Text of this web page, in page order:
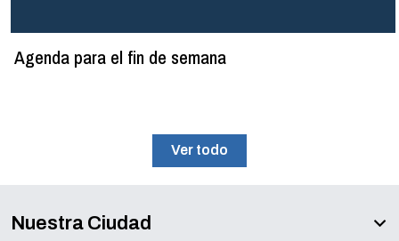
Agenda para el fin de semana
Ver todo
Nuestra Ciudad